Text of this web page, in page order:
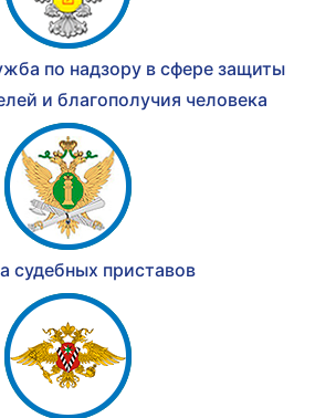
по надзору в сфере защиты
и благополучия человека
судебных приставов